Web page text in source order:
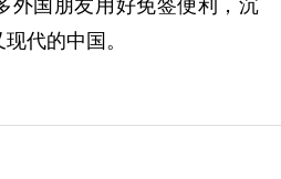
外国朋友用好免签便利，沉
代的中国。